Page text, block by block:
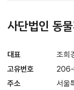
사단법인 동
대표
조희
고유번호
주소
서울